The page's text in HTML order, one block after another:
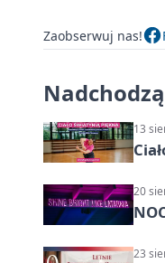
Zaobserwuj nas!
13
20
23